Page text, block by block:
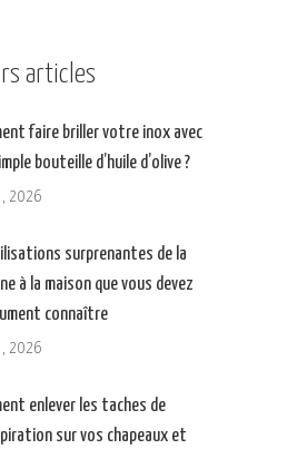
articles
faire briller votre inox avec
bouteille d’huile d’olive ?
2026
surprenantes de la
à la maison que vous devez
connaître
2026
enlever les taches de
sur vos chapeaux et